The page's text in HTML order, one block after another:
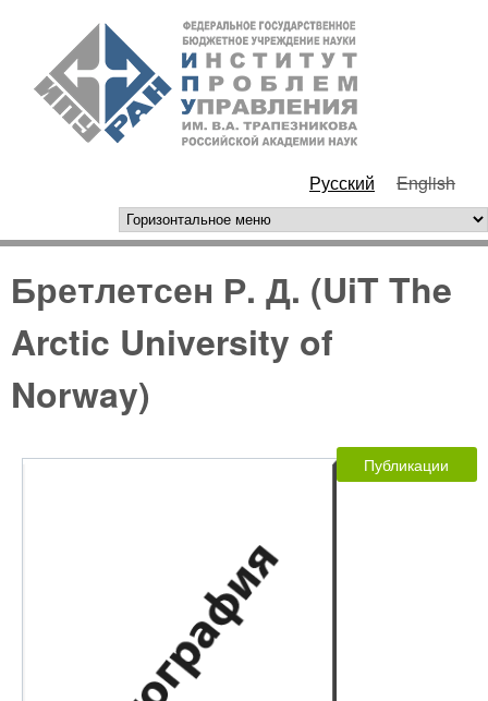
Перейти к основному
содержанию
РАН
Русский English
горизонтальное меню
Бретлетсен Р. Д. (UiT The
Arctic University of
Norway)
Публикации